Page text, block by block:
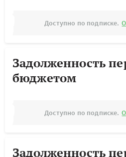
Доступно по подписке.
Задолженность
бюджетом
Доступно по подписке.
Задолженность